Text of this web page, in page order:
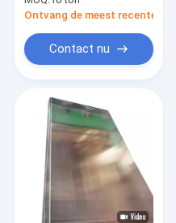
Producten
Video's
Over ons
Ontvang de meest recente Prijs
Contact nu